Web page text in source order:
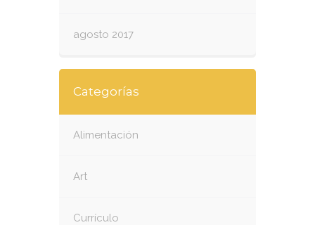
agosto 2017
Categorías
Alimentación
Art
Currículo